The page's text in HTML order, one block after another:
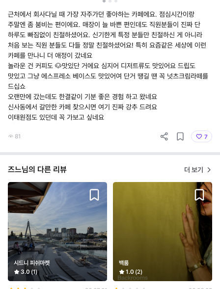
근처에서 회사다닐 때 가장 자주가던 좋아하는 카페에요. 점심시간이랑
주말엔 좀 붐비는 편이에요. 매장이 늘 바쁜 편인데도 직원분들이 진짜 단
하루도 빠짐없이 친절하셨어요. 신기한게 특정 분들만 친절하신 게 아니라
처음 보는 직원 분들도 다들 정말 친절하셨어요! 특히 요즘같은 세상에 이런
카페를 만나니 더 애정이 갔네요
놀라운 건 커피도 🐶맛있단 거에요 심지어 디저트류도 맛있어요 드립도
맛있고 그냥 에스프레소 베이스도 맛있어여 단거 땡길 땐 꼭 넛츠크림라떼를
드십쇼
오랜만에 갔는데도 한결같이 기분 좋은 경험 하고 왔네요
신사동에서 갈만한 카페 찾으시면 여기 진짜 강추 드려요
이태원점도 있던데 꼭 가보고 싶네요
81 7
즈느님의 다른 리뷰 더 보기
시드니 피쉬마켓
3.0(1)
백룸
1.0 (2)